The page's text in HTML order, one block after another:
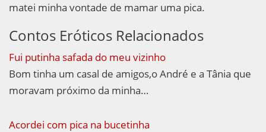
matei minha vontade de mamar uma pica.
Contos Eróticos Relacionados
Fui putinha safada do meu vizinho
Bom tinha um casal de amigos,o André e a Tânia que
moravam próximo da minha…
Acordei com pica na bucetinha